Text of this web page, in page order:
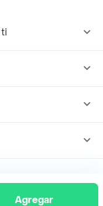
Agregar
reserved.